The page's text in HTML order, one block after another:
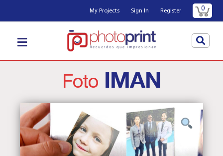
My Projects Sign In Register 0
FotoIMAN